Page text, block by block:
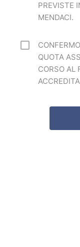
PREVISTE
MENDACI.
QUOTA
CORSO AL